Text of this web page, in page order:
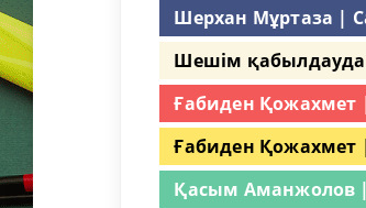
Шерхан Мұртаза |
Шешім
Ғабиден Қожахмет
Ғабиден Қожахмет
Қасым Аманжолов |